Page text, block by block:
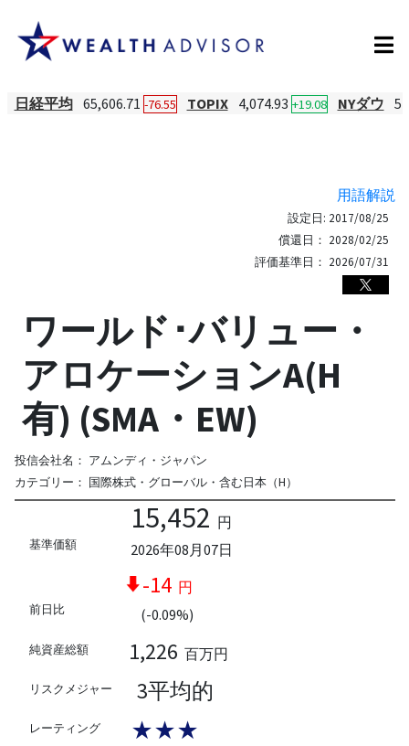
日経平均 65,606.71 -76.55 TOPIX 4,074.93 +19.08 NYダウ
用語解説
設定日: 2017/08/25
償還日： 2028/02/25
評価基準日： 2026/07/31
ワールド･バリュー・
アロケーションA(H
有) (SMA・EW)
投信会社名： アムンディ・ジャパン
カテゴリー： 国際株式・グローバル・含む日本（H）
基準価額
15,452 円
2026年08月07日
前日比
-14 円
(-0.09%)
純資産総額 1,226 百万円
リスクメジャー 3平均的
レーティング ★★★